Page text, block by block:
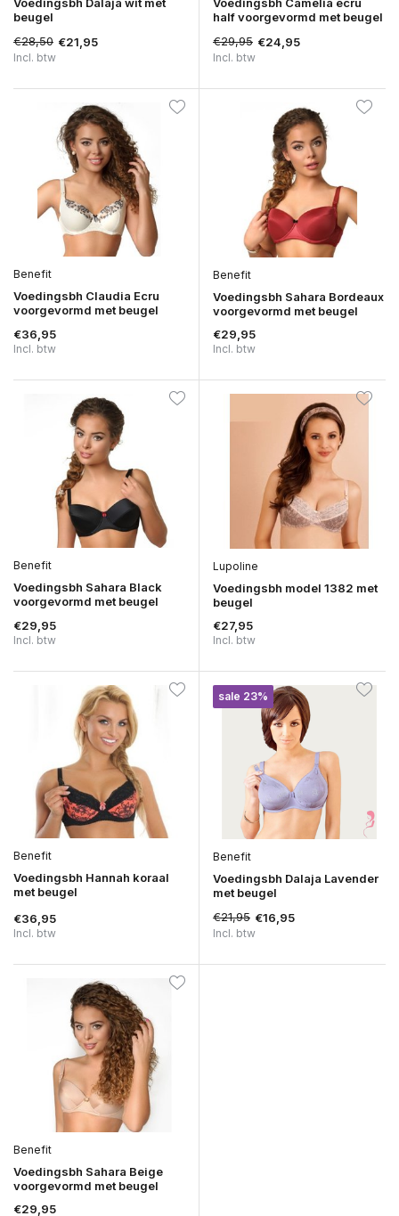
beugel
€28,50 €21,95
Incl. btw
Voedingsbh Camelia ecru
half voorgevormd met beugel
€29,95 €24,95
Incl. btw
Benefit
Voedingsbh Claudia Ecru
voorgevormd met beugel
€36,95
Incl. btw
Benefit
Voedingsbh Sahara Bordeaux
voorgevormd met beugel
€29,95
Incl. btw
Benefit
Voedingsbh Sahara Black
voorgevormd met beugel
€29,95
Incl. btw
Lupoline
Voedingsbh model 1382 met
beugel
€27,95
Incl. btw
Benefit
Voedingsbh Hannah koraal
met beugel
€36,95
Incl. btw
sale 23%
Benefit
Voedingsbh Dalaja Lavender
met beugel
€21,95 €16,95
Incl. btw
Benefit
Voedingsbh Sahara Beige
voorgevormd met beugel
€29,95